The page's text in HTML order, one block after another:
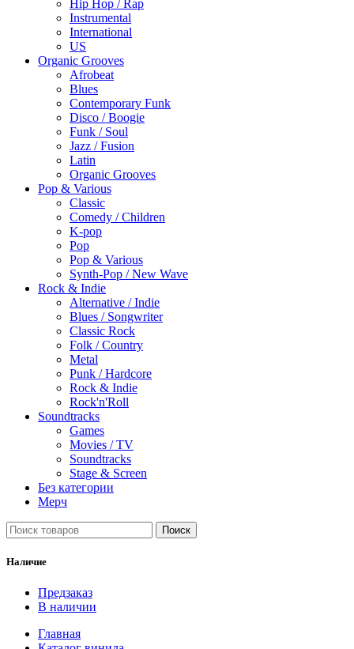
Hip Hop / Rap
Instrumental
International
US
Organic Grooves
Afrobeat
Blues
Contemporary Funk
Disco / Boogie
Funk / Soul
Jazz / Fusion
Latin
Organic Grooves
Pop & Various
Classic
Comedy / Children
K-pop
Pop
Pop & Various
Synth-Pop / New Wave
Rock & Indie
Alternative / Indie
Blues / Songwriter
Classic Rock
Folk / Country
Metal
Punk / Hardcore
Rock & Indie
Rock'n'Roll
Soundtracks
Games
Movies / TV
Soundtracks
Stage & Screen
Без категории
Мерч
Поиск
Наличие
Предзаказ
В наличии
Главная